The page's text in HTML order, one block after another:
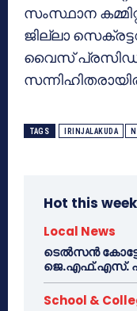
സംസ്ഥാന
ജില്ലാ
വൈസ്
TAGS IRINJALAKUDA
Hot this week
Local News
ടെൽസൻ
ജെ.എഫ്.എസ്.
School &